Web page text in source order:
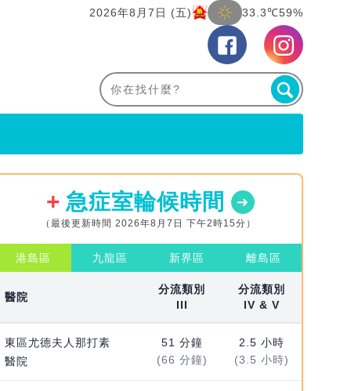
2026年8月7日 (五) 33.3℃59%
急症室輪候時間
（最後更新時間 2026年8月7日 下午2時15分）
港島區 九龍區 新界區 離島區
醫院
分流類別
III
分流類別
IV & V
東區尤德夫人那打素
醫院
51 分鐘
(66 分鐘)
2.5 小時
(3.5 小時)